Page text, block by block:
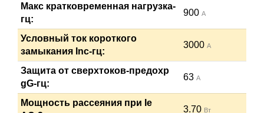
Макс кратковременная нагрузка-
гц:
900 А
Условный ток короткого
замыкания Inc-гц:
3000 А
Защита от сверхтоков-предохр
gG-гц:
63 А
Мощность рассеяния при Ie
3.70 Вт